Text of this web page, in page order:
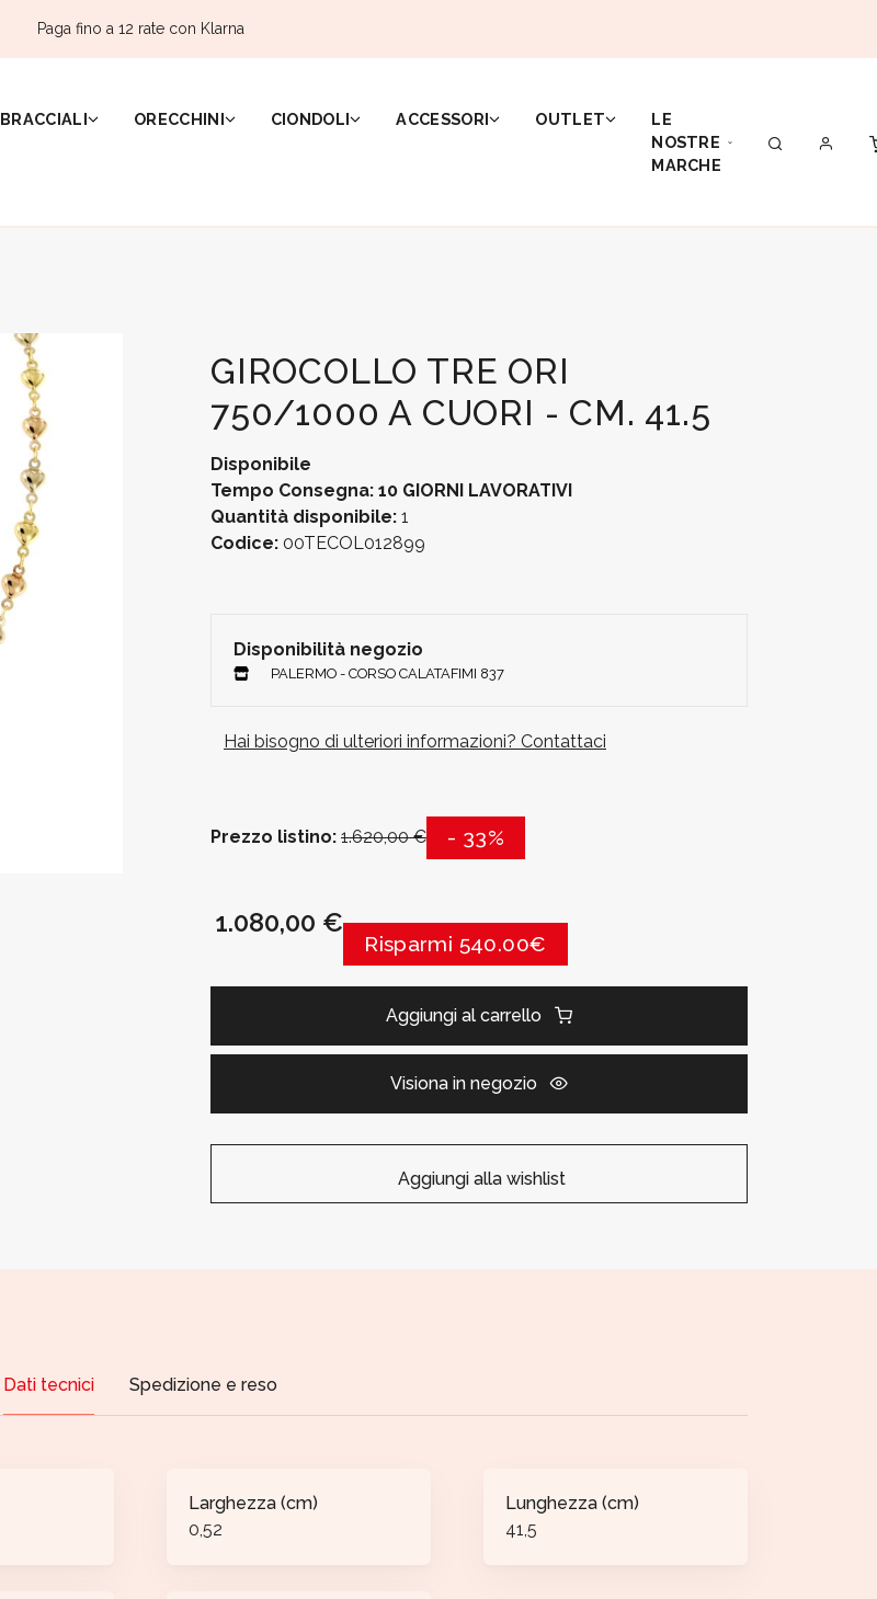
Paga fino a 12 rate con Klarna
BRACCIALI ORECCHINI CIONDOLI ACCESSORI OUTLET
LE
NOSTRE
MARCHE
GIROCOLLO TRE ORI
750/1000 A CUORI - CM. 41.5
Disponibile
Tempo Consegna: 10 GIORNI LAVORATIVI
Quantità disponibile: 1
Codice: 00TECOL012899
Disponibilità negozio
PALERMO - CORSO CALATAFIMI 837
Hai bisogno di ulteriori informazioni? Contattaci
Prezzo listino: 1.620,00 € - 33%
1.080,00 €
Risparmi 540.00€
Aggiungi al carrello
Visiona in negozio
Aggiungi alla wishlist
Dati tecnici Spedizione e reso
Larghezza (cm)
0,52
Lunghezza (cm)
41,5